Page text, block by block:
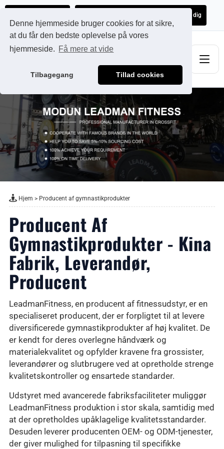
Denne hjemmeside bruger cookies for at sikre,
at du får den bedste oplevelse på vores
hjemmeside. Få mere at vide
Tilbagegang Tillad cookies
Få et uforpligtende tilbud skræddersyet til dig
Hjem > Producent af gymnastikprodukter
Producent Af
Gymnastikprodukter - Kina
Fabrik, Leverandør,
Producent
LeadmanFitness, en producent af fitnessudstyr, er en
specialiseret producent, der er forpligtet til at levere
diversificerede gymnastikprodukter af høj kvalitet. De
er kendt for deres overlegne håndværk og
materialekvalitet og opfylder kravene fra grossister,
leverandører og slutbrugere ved at opretholde strenge
kvalitetskontroller og ensartede standarder.
Udstyret med avancerede fabriksfaciliteter muliggør
LeadmanFitness produktion i stor skala, samtidig med
at der opretholdes upåklagelige kvalitetsstandarder.
Desuden leverer producenten OEM- og ODM-tjenester,
der giver mulighed for tilpasning til specifikke